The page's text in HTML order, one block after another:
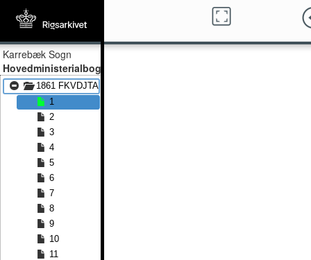
Karrebæk Sogn
Hovedministerialbog
1861 FKVDJTA - 1873 FKVDJTA
1
2
3
4
5
6
7
8
9
10
11